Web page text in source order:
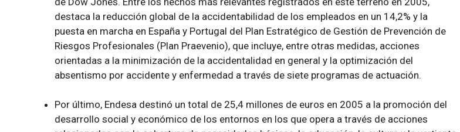
destaca la reducción global de la accidentabilidad de los empleados en un 14,2% y la
puesta en marcha en España y Portugal del Plan Estratégico de Gestión de Prevención de
Riesgos Profesionales (Plan Praevenio), que incluye, entre otras medidas, acciones
orientadas a la minimización de la accidentalidad en general y la optimización del
absentismo por accidente y enfermedad a través de siete programas de actuación.
Por último, Endesa destinó un total de 25,4 millones de euros en 2005 a la promoción del
desarrollo social y económico de los entornos en los que opera a través de acciones